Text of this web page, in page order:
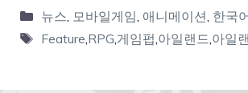
뉴스 모바일게임 애니메이션 한국
Feature RPG 게임펍 아일랜드 아일